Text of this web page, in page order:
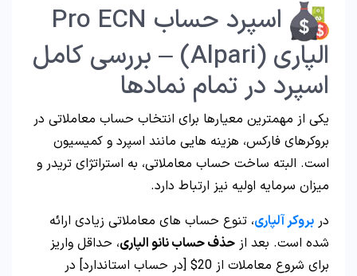
اسپرد حساب Pro ECN
الپاری (Alpari) – بررسی کامل
اسپرد در تمام نمادها
یکی از مهمترین معیارها برای انتخاب حساب معاملاتی در
بروکرهای فارکس، هزینه هایی مانند اسپرد و کمیسیون
است. البته ساخت حساب معاملاتی، به استراتژای تریدر و
میزان سرمایه اولیه نیز ارتباط دارد.
در بروکر آلپاری، تنوع حساب های معاملاتی زیادی ارائه
شده است. بعد از حذف حساب نانو الپاری، حداقل واریز
برای شروع معاملات از 20$ [در حساب استاندارد] در